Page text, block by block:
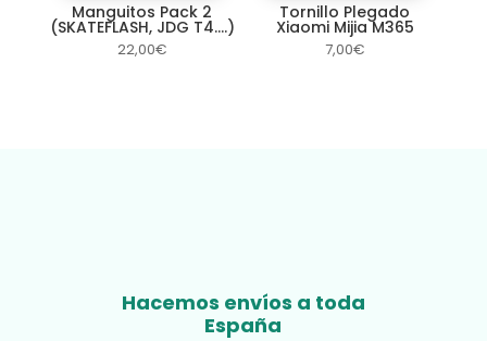
Manguitos Pack 2
(SKATEFLASH, JDG T4….)
22,00€
Tornillo Plegado
Xiaomi Mijia M365
7,00€
Hacemos envíos a toda
España